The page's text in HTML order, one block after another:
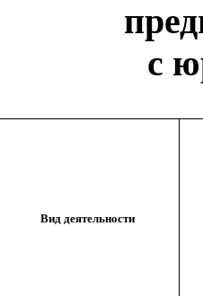
с
Вид деятельности